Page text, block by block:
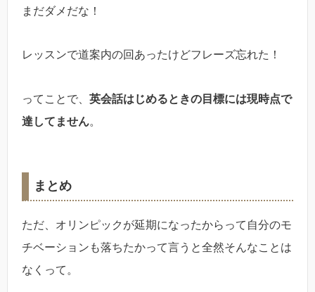
まだダメだな！
レッスンで道案内の回あったけどフレーズ忘れた！
ってことで、 英会話はじめるときの目標には現時点で
達してません。
まとめ
ただ、オリンピックが延期になったからって自分のモ
チベーションも落ちたかって言うと全然そんなことは
なくって。